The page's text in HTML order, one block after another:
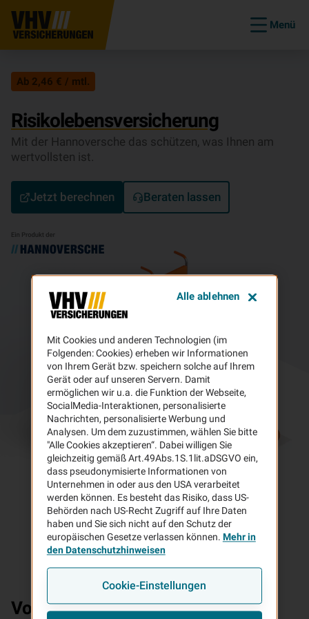
Menü
Ab 2,46 € / mtl.
Risikolebensversicherung
Mit der Hannoversche das schützen, was Ihnen am
wertvollsten ist.
Jetzt berechnen Beraten lassen
VorteileIhrer
Mit Cookies und anderen Technologien (im
Folgenden: Cookies) erheben wir Informationen
von Ihrem Gerät bzw. speichern solche auf Ihrem
Gerät oder auf unseren Servern. Damit
ermöglichen wir u.a. die Funktion der Webseite,
SocialMedia-Interaktionen, personalisierte
Nachrichten, personalisierte Werbung und
Analysen. Um dem zuzustimmen, wählen Sie bitte
"Alle Cookies akzeptieren“. Dabei willigen Sie
gleichzeitig gemäß Art.49Abs.1S.1lit.aDSGVO ein,
dass pseudonymisierte Informationen von
Unternehmen in oder aus den USA verarbeitet
werden können. Es besteht das Risiko, dass US-
Behörden nach US-Recht Zugriff auf Ihre Daten
haben und Sie sich nicht auf den Schutz der
europäischen Gesetze verlassen können. Mehr in
den Datenschutzhinweisen
Cookie-Einstellungen
Alle ablehnen